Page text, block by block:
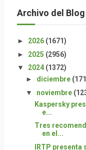
Archivo del Blog
► 2026 (1671)
► 2025 (2956)
▼ 2024 (1372)
► diciembre
▼ noviembre
Kaspersky
e...
Tres
en el...
IRTP presenta